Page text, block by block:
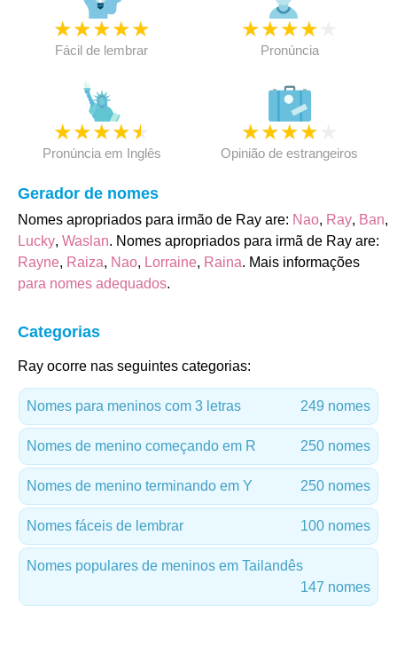
★★★★★
Fácil de lembrar
★★★★
Pronúncia
★★★★★
Pronúncia em Inglês
★★★★
Opinião de estrangeiros
Gerador de nomes
Nomes apropriados para irmão de Ray are: Nao, Ray, Ban,
Lucky, Waslan. Nomes apropriados para irmã de Ray are:
Rayne, Raiza, Nao, Lorraine, Raina. Mais informações
para nomes adequados.
Categorias
Ray ocorre nas seguintes categorias:
Nomes para meninos com 3 letras 249 nomes
Nomes de menino começando em R 250 nomes
Nomes de menino terminando em Y 250 nomes
Nomes fáceis de lembrar 100 nomes
Nomes populares de meninos em Tailandês
147 nomes